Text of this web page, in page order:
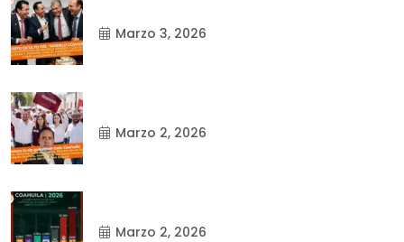
Marzo 3, 2026
Marzo 2, 2026
Marzo 2, 2026